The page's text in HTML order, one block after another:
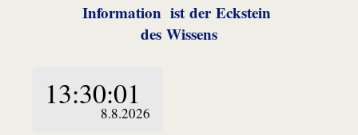
Information ist der Eckstein
des Wissens